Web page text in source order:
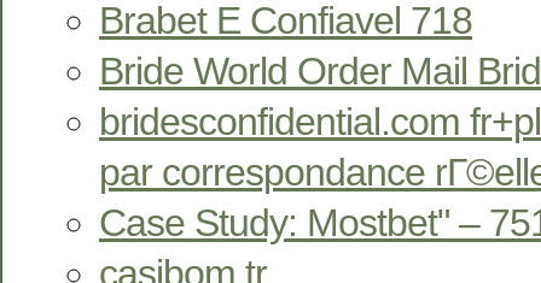
Brabet E Confiavel 718
Bride World Order Mail
bridesconfidential.com
par correspondance
Case Study: Mostbet" –
casibom tr